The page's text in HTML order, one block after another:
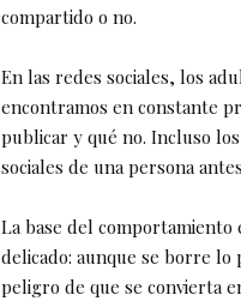
compartido o no.
En las redes sociales, los
encontramos en constante
publicar y qué no. Incluso
sociales de una persona
La base del comportamiento
delicado: aunque se borre
peligro de que se convierta